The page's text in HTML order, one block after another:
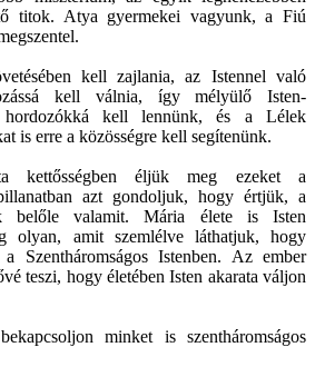
titok. Atya gyermekei vagyunk, a Fiú
kell zajlania, az Istennel való
kell válnia, így mélyülő Isten-
hordozókká kell lennünk, és a Lélek
is erre a közösségre kell segítenünk.
kettősségben éljük meg ezeket a
azt gondoljuk, hogy értjük, a
belőle valamit. Mária élete is Isten
olyan, amit szemlélve láthatjuk, hogy
Szentháromságos Istenben. Az ember
teszi, hogy életében Isten akarata váljon
minket is szentháromságos